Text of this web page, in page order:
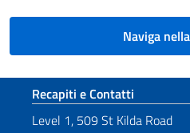
Naviga
Sezione footer
Recapiti e Contatti
Level 1, 509 St Kilda Road